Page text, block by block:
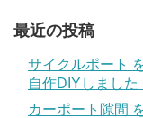
最近の投稿
サイクルポート
自作DIYしました
カーポート隙間